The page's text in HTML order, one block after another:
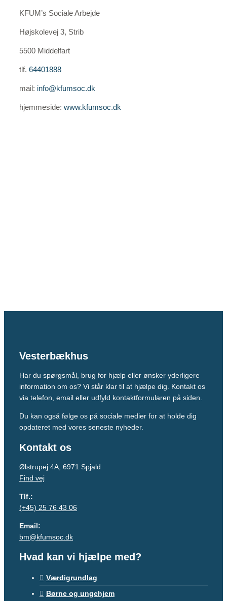
KFUM’s Sociale Arbejde
Højskolevej 3, Strib
5500 Middelfart
tlf. 64401888
mail: info@kfumsoc.dk
hjemmeside: www.kfumsoc.dk
Vesterbækhus
Har du spørgsmål, brug for hjælp eller ønsker yderligere
information om os? Vi står klar til at hjælpe dig. Kontakt os
via telefon, email eller udfyld kontaktformularen på siden.
Du kan også følge os på sociale medier for at holde dig
opdateret med vores seneste nyheder.
Kontakt os
Ølstrupej 4A, 6971 Spjald
Find vej
Tlf.:
(+45) 25 76 43 06
Email:
bm@kfumsoc.dk
Hvad kan vi hjælpe med?
Værdigrundlag
Børne og ungehjem